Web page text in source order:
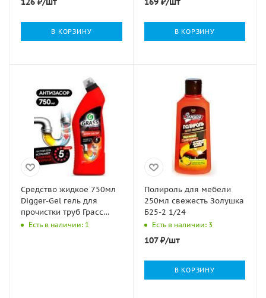
В КОРЗИНУ В КОРЗИНУ
Средство жидкое 750мл
Digger-Gel гель для
прочистки труб Грасс
GRASS 1/12
Есть в наличии: 1
Полироль для мебели
250мл свежесть Золушка
Б25-2 1/24
Есть в наличии: 3
107₽/шт
В КОРЗИНУ